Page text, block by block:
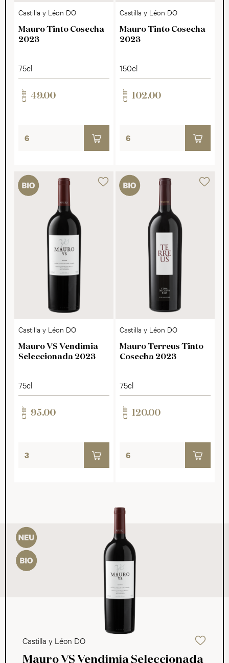
Castilla y Léon DO
Mauro Tinto Cosecha
2023
75cl
CHF 49.00
Castilla y Léon DO
Mauro Tinto Cosecha
2023
150cl
CHF 102.00
Castilla y Léon DO
Mauro VS Vendimia
Seleccionada 2023
75cl
CHF 95.00
Castilla y Léon DO
Mauro Terreus Tinto
Cosecha 2023
75cl
CHF 120.00
Castilla y Léon DO
Mauro VS Vendimia Seleccionada